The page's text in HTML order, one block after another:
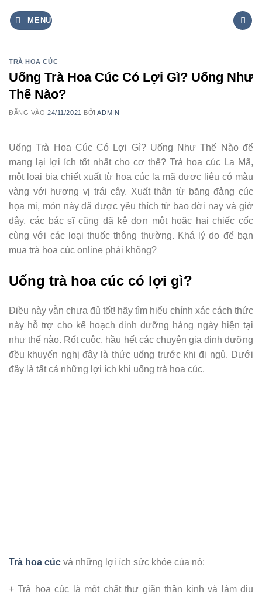
qua
MENU
TRÀ HOA CÚC
Uống Trà Hoa Cúc Có Lợi Gì? Uống Như
Thế Nào?
ĐĂNG VÀO24/11/2021 BỞIADMIN
Uống Trà Hoa Cúc Có Lợi Gì? Uống Như Thế Nào để
mang lại lợi ích tốt nhất cho cơ thể? Trà hoa cúc La Mã,
một loại bia chiết xuất từ ​​hoa cúc la mã dược liệu có màu
vàng với hương vị trái cây. Xuất thân từ băng đảng cúc
họa mi, món này đã được yêu thích từ bao đời nay và giờ
đây, các bác sĩ cũng đã kê đơn một hoặc hai chiếc cốc
cùng với các loại thuốc thông thường. Khá lý do để bạn
mua trà hoa cúc online phải không?
Uống trà hoa cúc có lợi gì?
Điều này vẫn chưa đủ tốt! hãy tìm hiểu chính xác cách thức
này hỗ trợ cho kế hoạch dinh dưỡng hàng ngày hiện tại
như thế nào. Rốt cuộc, hầu hết các chuyên gia dinh dưỡng
đều khuyến nghị đây là thức uống trước khi đi ngủ. Dưới
đây là tất cả những lợi ích khi uống trà hoa cúc.
Trà hoa cúc và những lợi ích sức khỏe của nó:
+ Trà hoa cúc là một chất thư giãn thần kinh và làm dịu